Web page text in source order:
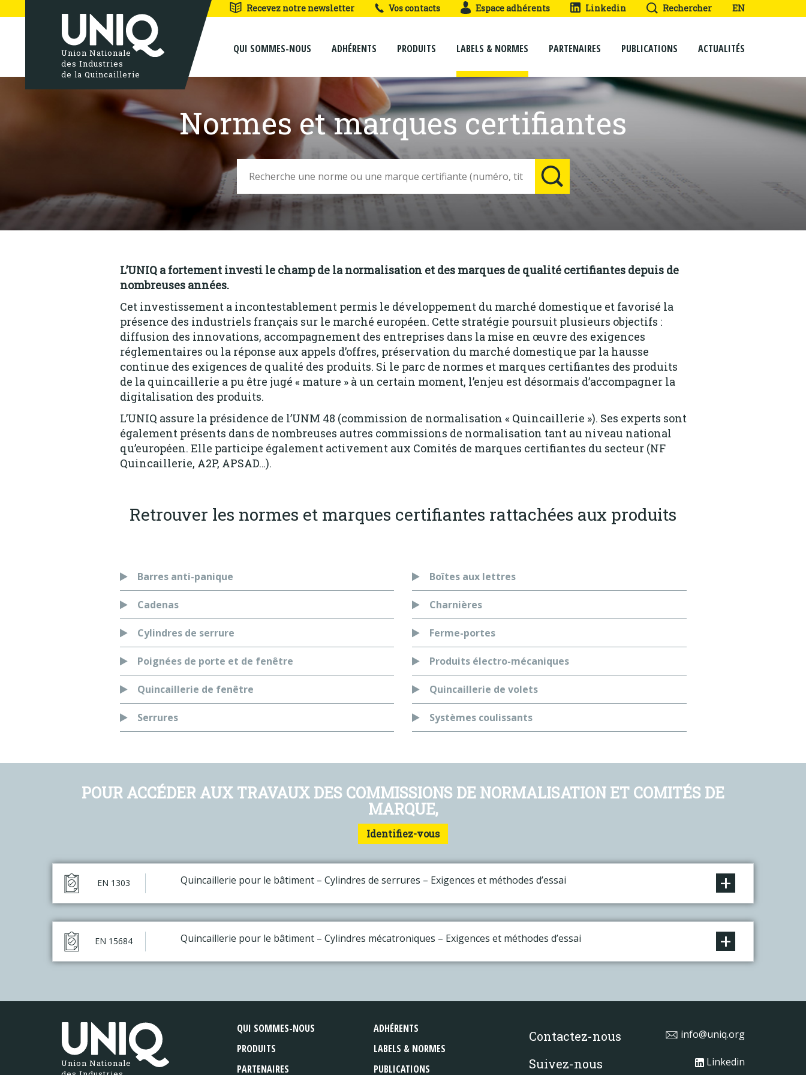
Union Nationale
des Industries
de la Quincaillerie
Recevez notre newsletter Vos contacts Espace adhérents Linkedin Rechercher EN
QUI SOMMES-NOUS ADHÉRENTS PRODUITS LABELS & NORMES PARTENAIRES PUBLICATIONS ACTUALITÉS
Normes et marques certifiantes
L’UNIQ a fortement investi le champ de la normalisation et des marques de qualité certifiantes depuis de
nombreuses années.
Cet investissement a incontestablement permis le développement du marché domestique et favorisé la
présence des industriels français sur le marché européen. Cette stratégie poursuit plusieurs objectifs :
diffusion des innovations, accompagnement des entreprises dans la mise en œuvre des exigences
réglementaires ou la réponse aux appels d’offres, préservation du marché domestique par la hausse
continue des exigences de qualité des produits. Si le parc de normes et marques certifiantes des produits
de la quincaillerie a pu être jugé « mature » à un certain moment, l’enjeu est désormais d’accompagner la
digitalisation des produits.
L’UNIQ assure la présidence de l’UNM 48 (commission de normalisation « Quincaillerie »). Ses experts sont
également présents dans de nombreuses autres commissions de normalisation tant au niveau national
qu’européen. Elle participe également activement aux Comités de marques certifiantes du secteur (NF
Quincaillerie, A2P, APSAD…).
Retrouver les normes et marques certifiantes rattachées aux produits
Barres anti-panique Boîtes aux lettres
Cadenas Charnières
Cylindres de serrure Ferme-portes
Poignées de porte et de fenêtre Produits électro-mécaniques
Quincaillerie de fenêtre Quincaillerie de volets
Serrures Systèmes coulissants
POUR ACCÉDER AUX TRAVAUX DES COMMISSIONS DE NORMALISATION ET COMITÉS DE
MARQUE,
Identifiez-vous
EN 1303 Quincaillerie pour le bâtiment – Cylindres de serrures – Exigences et méthodes d’essai +
EN 15684 Quincaillerie pour le bâtiment – Cylindres mécatroniques – Exigences et méthodes d’essai +
Union Nationale
QUI SOMMES-NOUS
ADHÉRENTS
PRODUITS
LABELS & NORMES
PARTENAIRES
PUBLICATIONS
Contactez-nous info@uniq.org
Suivez-nous Linkedin